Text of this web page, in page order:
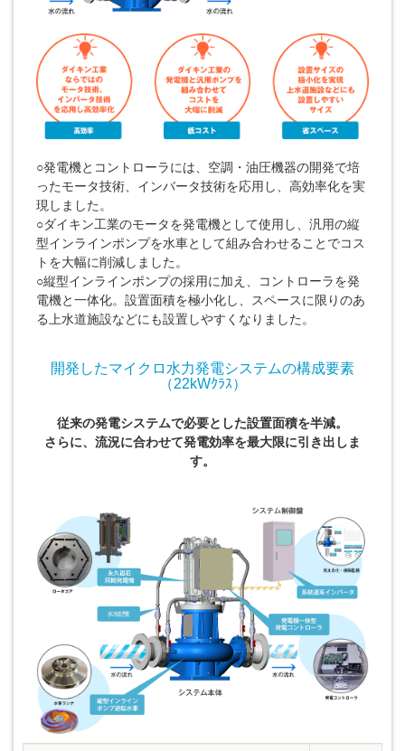
○発電機とコントローラには、空調・油圧機器の開発で培
ったモータ技術、インバータ技術を応用し、高効率化を実
現しました。
○ダイキン工業のモータを発電機として使用し、汎用の縦
型インラインポンプを水車として組み合わせることでコス
トを大幅に削減しました。
○縦型インラインポンプの採用に加え、コントローラを発
電機と一体化。設置面積を極小化し、スペースに限りのあ
る上水道施設などにも設置しやすくなりました。
開発したマイクロ水力発電システムの構成要素
（22kWｸﾗｽ）
従来の発電システムで必要とした設置面積を半減。
さらに、流況に合わせて発電効率を最大限に引き出しま
す。